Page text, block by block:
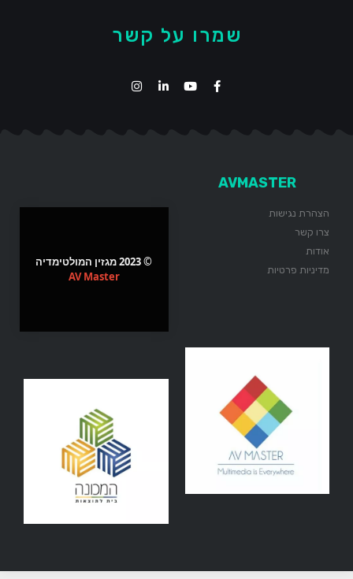
שמרו על קשר
AVMASTER
הצהרת נגישות
צרו קשר
אודות
מדיניות פרטיות
© 2023 מגזין המולטימדיה
AV Master